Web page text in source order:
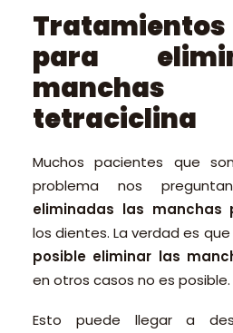
para
tetraciclina
Muchos pacientes que
problema nos
eliminadas las manchas
los dientes. La verdad es
posible eliminar las
en otros casos no es posible.
Esto puede llegar a